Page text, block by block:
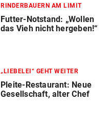
RINDERBAUERN AM LIMIT
Futter-Notstand: „Wollen
das Vieh nicht hergeben!“
„LIEBELEI“ GEHT WEITER
Pleite-Restaurant: Neue
Gesellschaft, alter Chef